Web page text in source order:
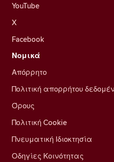
YouTube
X
Facebook
Νομικά
Απόρρητο
Πολιτική απορρήτου
Όρους
Πολιτική Cookie
Πνευματική Ιδιοκτησία
Οδηγίες Κοινότητας